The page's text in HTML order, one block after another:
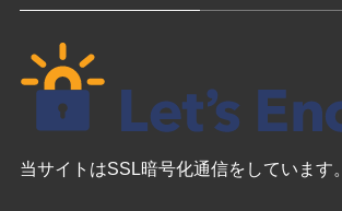
当サイトはSSL暗号化通信をしています。